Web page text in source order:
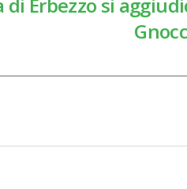
di Erbezzo si